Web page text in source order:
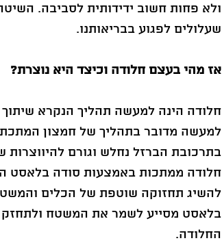
ולא פחות חשוב ידידותית לסביבה.
שעלולים לפגוע בבריאותנו.
אז מהי בעצם חלודה וכיצד היא נוצרת?
חלודה הינה למעשה תהליך הנקרא
למעשה מדובר בתהליך של חמצון
בתרכובת הברזל נחלש וגורם
חלודה ממתכות באמצעות סודה בלאסט
להשיג תחזוקה שוטפת של הכלים
בלאסט מסייע לשמר את המשטח ולתחזק
החלודה.